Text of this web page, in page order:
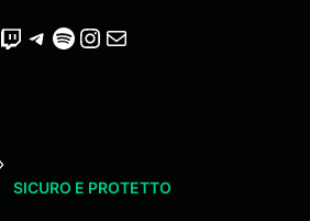
Twitch Telegram Spotify Instagram Email
SICURO E PROTETTO